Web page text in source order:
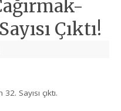
Çıktı!
Sayısı çıktı.